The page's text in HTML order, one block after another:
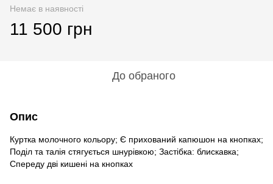
Немає в наявності
11 500 грн
До обраного
Опис
Куртка молочного кольору; Є прихований капюшон на кнопках;
Поділ та талія стягується шнурівкою; Застібка: блискавка;
Спереду дві кишені на кнопках